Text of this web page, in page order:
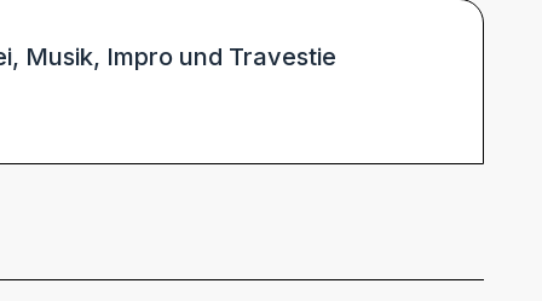
Musik, Impro und Travestie